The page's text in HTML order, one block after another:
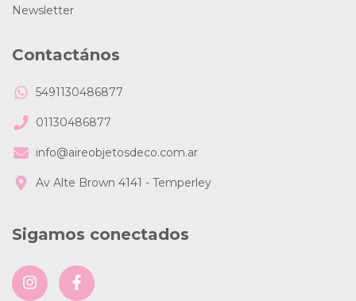
Newsletter
Contactános
5491130486877
01130486877
info@aireobjetosdeco.com.ar
Av Alte Brown 4141 - Temperley
Sigamos conectados